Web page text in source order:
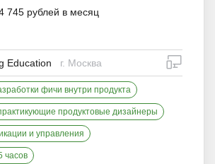
745 рублей в месяц
Education г. Москва
фичи внутри продукта
продуктовые дизайнеры
и управления
часов